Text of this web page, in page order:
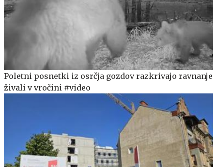
Poletni posnetki iz osrčja gozdov razkrivajo ravnanje
živali v vročini #video